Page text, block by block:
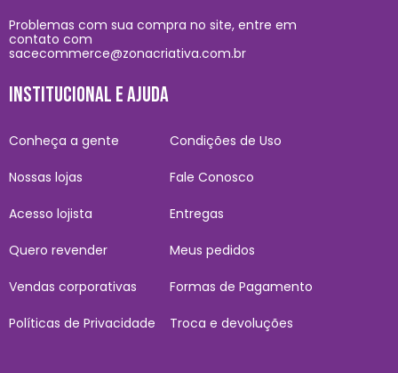
Problemas com sua compra no site, entre em
contato com
sacecommerce@zonacriativa.com.br
INSTITUCIONAL E AJUDA
Conheça a gente
Nossas lojas
Acesso lojista
Quero revender
Vendas corporativas
Políticas de Privacidade
Condições de Uso
Fale Conosco
Entregas
Meus pedidos
Formas de Pagamento
Troca e devoluções